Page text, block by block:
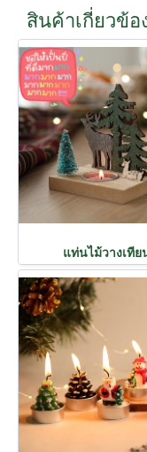
สินค้าเกี่ยวข้อ
แท่นไม้วางเทีย